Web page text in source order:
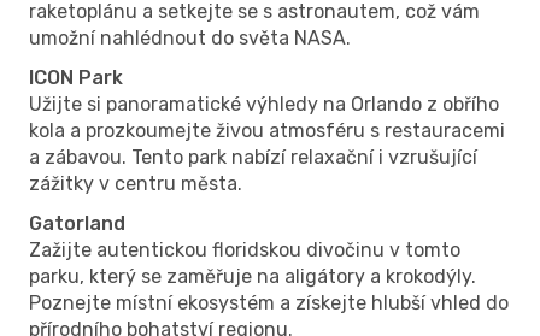
raketoplánu a setkejte se s astronautem, což vám
umožní nahlédnout do světa NASA.
ICON Park
Užijte si panoramatické výhledy na Orlando z obřího
kola a prozkoumejte živou atmosféru s restauracemi
a zábavou. Tento park nabízí relaxační i vzrušující
zážitky v centru města.
Gatorland
Zažijte autentickou floridskou divočinu v tomto
parku, který se zaměřuje na aligátory a krokodýly.
Poznejte místní ekosystém a získejte hlubší vhled do
přírodního bohatství regionu.